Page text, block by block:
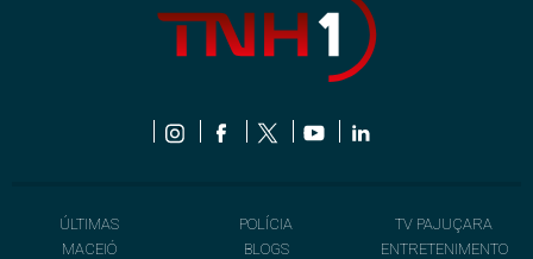
ÚLTIMAS
MACEIÓ
POLÍCIA
BLOGS
TV PAJUÇARA
ENTRETENIMENTO